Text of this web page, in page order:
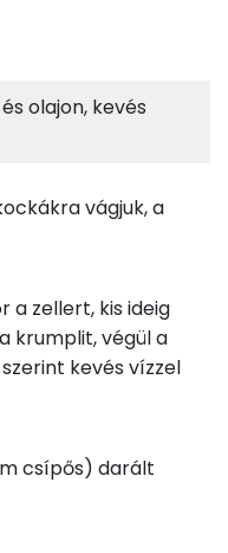
13 kcal
23 kcal
8 kcal
13 kcal
olajon, kevés
vágjuk, a
a zellert, kis ideig
krumplit, végül a
kevés vízzel
csípős) darált